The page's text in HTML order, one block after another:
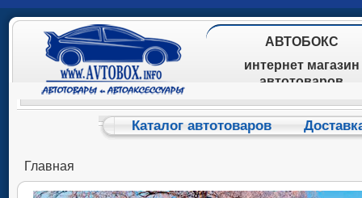
АВТОБОКС
интернет магазин
автотоваров
Каталог автотоваров
Главная